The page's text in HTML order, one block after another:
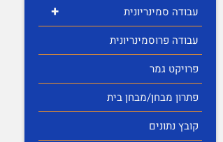
+
עבודה סמינריונית
עבודה פרוסמינריונית
פרויקט גמר
פתרון מבחן/מבחן בית
קובץ נתונים